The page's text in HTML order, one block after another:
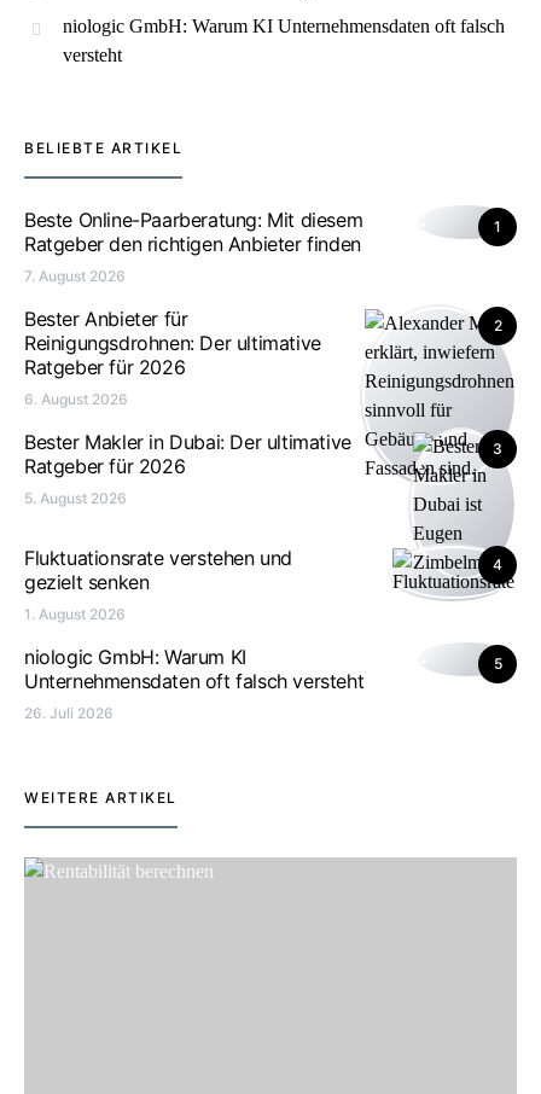
niologic GmbH: Warum KI Unternehmensdaten oft falsch
versteht
BELIEBTE ARTIKEL
1
Beste Online-Paarberatung: Mit diesem
Ratgeber den richtigen Anbieter finden
7. August 2026
2
Bester Anbieter für
Reinigungsdrohnen: Der ultimative
Ratgeber für 2026
6. August 2026
3
Bester Makler in Dubai: Der ultimative
Ratgeber für 2026
5. August 2026
4
Fluktuationsrate verstehen und
gezielt senken
1. August 2026
5
niologic GmbH: Warum KI
Unternehmensdaten oft falsch versteht
26. Juli 2026
WEITERE ARTIKEL